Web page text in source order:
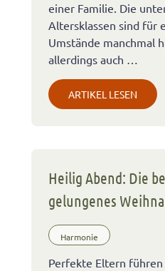
einer Familie. Die
Altersklassen sind für
Umstände manchmal
allerdings auch …
ARTIKEL LESEN
Heilig Abend: Die
gelungenes
Harmonie
Perfekte Eltern führen